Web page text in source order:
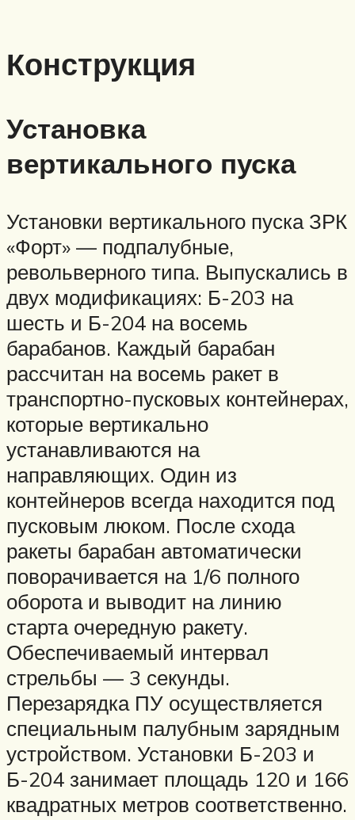
Конструкция
Установка
вертикального пуска
Установки вертикального пуска ЗРК
«Форт» — подпалубные,
револьверного типа. Выпускались в
двух модификациях: Б-203 на
шесть и Б-204 на восемь
барабанов. Каждый барабан
рассчитан на восемь ракет в
транспортно-пусковых контейнерах,
которые вертикально
устанавливаются на
направляющих. Один из
контейнеров всегда находится под
пусковым люком. После схода
ракеты барабан автоматически
поворачивается на 1/6 полного
оборота и выводит на линию
старта очередную ракету.
Обеспечиваемый интервал
стрельбы — 3 секунды.
Перезарядка ПУ осуществляется
специальным палубным зарядным
устройством. Установки Б-203 и
Б-204 занимает площадь 120 и 166
квадратных метров соответственно.